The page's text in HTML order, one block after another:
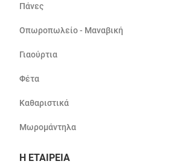
Πάνες
Οπωροπωλείο - Μαναβική
Γιαούρτια
Φέτα
Καθαριστικά
Μωρομάντηλα
Η ΕΤΑΙΡΕΙΑ